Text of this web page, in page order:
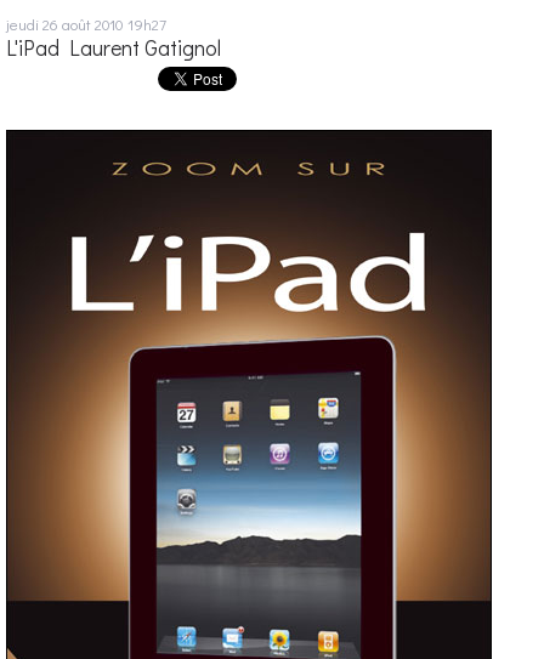
jeudi 26 août 2010 19h27
L'iPad Laurent Gatignol